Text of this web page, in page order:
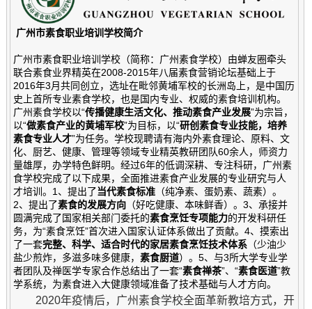
广州市素食职业培训学校简介
广州市素食职业培训学校（简称：广州素食学校）由蝉友圈牵头
联合素食业界精英在2008-2015年八届素食营销论坛基础上于
2016年3月共同创立，选址在毗邻黄埔军校的长洲岛上，是中国历
史上首所专业素食学校，也是国内专业、权威的素食培训机构。
广州素食学校以“传播健康生活文化、推动素食产业发展”为宗旨，
以“做素食产业的黄埔军校”为目标，以“研创素食专业技能，培养
素食专业人才”为任务。学校现聘请有海内外素食理论、原料、文
化、厨艺、健康、管理等领域专业精英教研团队60余人，师资力
量雄厚，办学特色鲜明。经过6年的低调深耕、专注科研，广州素
食学校完成了以下成果，全面推进素食产业发展的专业研究与人
才培训。1、提出了当代素食标准 （纯净素、蛋奶素、蔬素）。
2、提出了素食的发展方向 （好吃健康、本味鲜香）。3、承接并
圆满完成了国家相关部门委托的素食烹饪专项能力的开发科研任
务，为“素食烹饪”首次进入国家认证体系做出了贡献。4、摸索出
了一套完整、科学、适合时代的家居素食烹饪技术体系 （少油少
盐少煎炸，多滋多味多健康，素食厨道）。5、与3所大学专业学
者团队及禅医学专家合作总结出了一套“素食禅茶”、“素食医道”教
学系统，为素食进入大健康领域准备了技术基础与人才方向。
2020年疫情后，广州素食学校全面革新教培方式，开